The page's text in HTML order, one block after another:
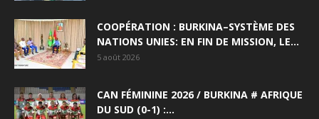
COOPÉRATION : BURKINA–SYSTÈME DES
NATIONS UNIES: EN FIN DE MISSION, LE...
5 août 2026
CAN FÉMININE 2026 / BURKINA # AFRIQUE
DU SUD (0-1) :...